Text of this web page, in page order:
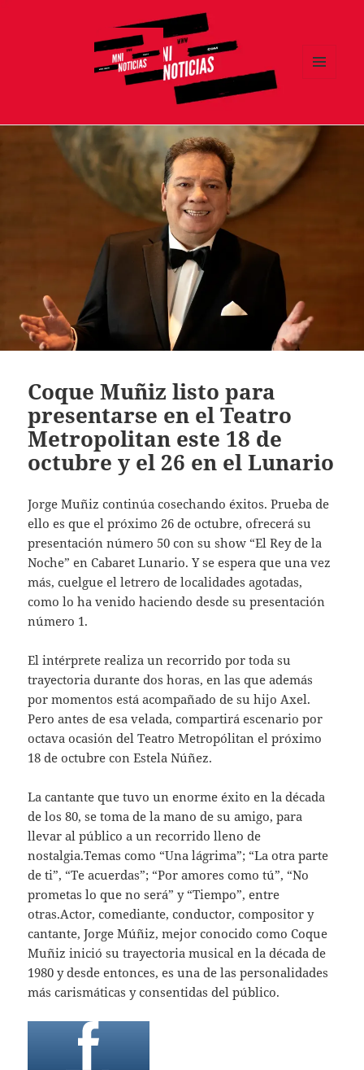
Coque Muñiz listo para
presentarse en el Teatro
Metropolitan este 18 de
octubre y el 26 en el Lunario
Jorge Muñiz continúa cosechando éxitos. Prueba de
ello es que el próximo 26 de octubre, ofrecerá su
presentación número 50 con su show “El Rey de la
Noche” en Cabaret Lunario. Y se espera que una vez
más, cuelgue el letrero de localidades agotadas,
como lo ha venido haciendo desde su presentación
número 1.
El intérprete realiza un recorrido por toda su
trayectoria durante dos horas, en las que además
por momentos está acompañado de su hijo Axel.
Pero antes de esa velada, compartirá escenario por
octava ocasión del Teatro Metropólitan el próximo
18 de octubre con Estela Núñez.
La cantante que tuvo un enorme éxito en la década
de los 80, se toma de la mano de su amigo, para
llevar al público a un recorrido lleno de
nostalgia.Temas como “Una lágrima”; “La otra parte
de ti”, “Te acuerdas”; “Por amores como tú”, “No
prometas lo que no será” y “Tiempo”, entre
otras.Actor, comediante, conductor, compositor y
cantante, Jorge Múñiz, mejor conocido como Coque
Muñiz inició su trayectoria musical en la década de
1980 y desde entonces, es una de las personalidades
más carismáticas y consentidas del público.